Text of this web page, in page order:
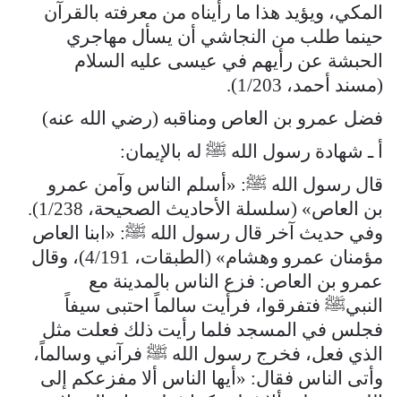
المكي، ويؤيد هذا ما رأيناه من معرفته بالقرآن
حينما طلب من النجاشي أن يسأل مهاجري
الحبشة عن رأيهم في عيسى عليه السلام
(مسند أحمد، 1/203).
فضل عمرو بن العاص ومناقبه (رضي الله عنه)
أ ـ شهادة رسول الله ﷺ له بالإيمان:
قال رسول الله ﷺ: «أسلم الناس وآمن عمرو
بن العاص» (سلسلة الأحاديث الصحيحة، 1/238).
وفي حديث آخر قال رسول الله ﷺ: «ابنا العاص
مؤمنان عمرو وهشام» (الطبقات، 4/191)، وقال
عمرو بن العاص: فزع الناس بالمدينة مع
النبيﷺ فتفرقوا، فرأيت سالماً احتبى سيفاً
فجلس في المسجد فلما رأيت ذلك فعلت مثل
الذي فعل، فخرج رسول الله ﷺ فرآني وسالماً،
وأتى الناس فقال: «أيها الناس ألا مفزعكم إلى